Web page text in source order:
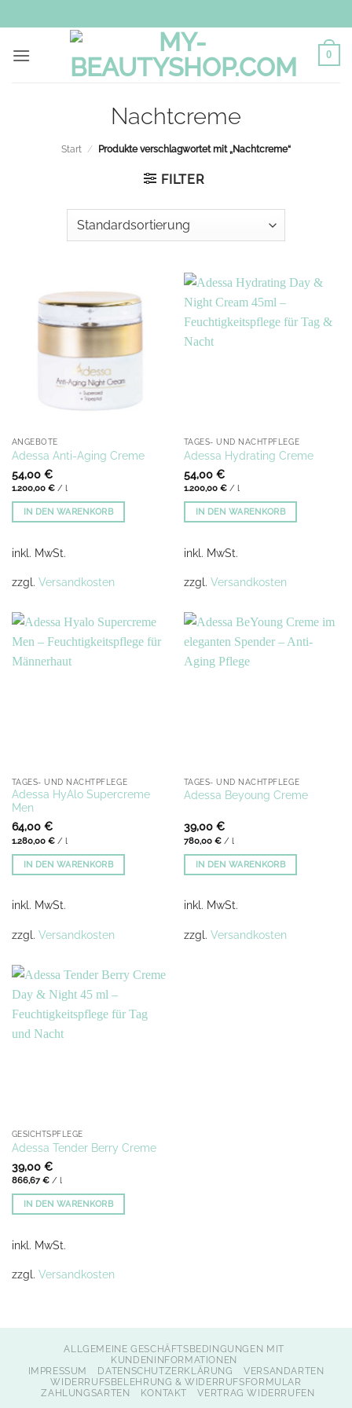
Inhalt
springen
0
Nachtcreme
Start / Produkte verschlagwortet mit „Nachtcreme“
FILTER
ANGEBOTE
Adessa Anti-Aging Creme
54,00 €
1.200,00 €/ l
IN DEN WARENKORB
inkl. MwSt.
zzgl. Versandkosten
TAGES- UND NACHTPFLEGE
Adessa Hydrating Creme
54,00 €
1.200,00 €/ l
IN DEN WARENKORB
inkl. MwSt.
zzgl. Versandkosten
TAGES- UND NACHTPFLEGE
Adessa HyAlo Supercreme
Men
64,00 €
1.280,00 €/ l
IN DEN WARENKORB
inkl. MwSt.
zzgl. Versandkosten
TAGES- UND NACHTPFLEGE
Adessa Beyoung Creme
39,00 €
780,00 €/ l
IN DEN WARENKORB
inkl. MwSt.
zzgl. Versandkosten
GESICHTSPFLEGE
Adessa Tender Berry Creme
39,00 €
866,67€/ l
IN DEN WARENKORB
inkl. MwSt.
zzgl. Versandkosten
ALLGEMEINE GESCHÄFTSBEDINGUNGEN MIT
KUNDENINFORMATIONEN
IMPRESSUM
DATENSCHUTZERKLÄRUNG
VERSANDARTEN
WIDERRUFSBELEHRUNG & WIDERRUFSFORMULAR
ZAHLUNGSARTEN
KONTAKT VERTRAG WIDERRUFEN